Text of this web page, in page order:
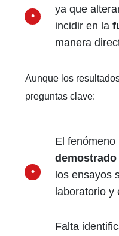
ya que
incidir en la
manera
Aunque los
preguntas clave:
El fenómeno
los ensayos
laboratorio y
Falta